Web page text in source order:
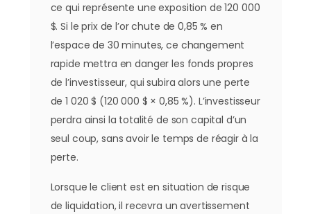
ce qui représente une exposition de 120 000
$. Si le prix de l’or chute de 0,85 % en
l’espace de 30 minutes, ce changement
rapide mettra en danger les fonds propres
de l’investisseur, qui subira alors une perte
de 1 020 $ (120 000 $ × 0,85 %). L’investisseur
perdra ainsi la totalité de son capital d’un
seul coup, sans avoir le temps de réagir à la
perte.
Lorsque le client est en situation de risque
de liquidation, il recevra un avertissement